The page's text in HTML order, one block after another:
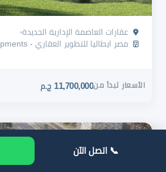
عقارات العاصمة الإدارية الجديدة
مصر ايطاليا للتطوير العقاري - Misr Italia Developments
الأسعار تبدأ من11,700,000 ج.م
📞 اتصل الآن